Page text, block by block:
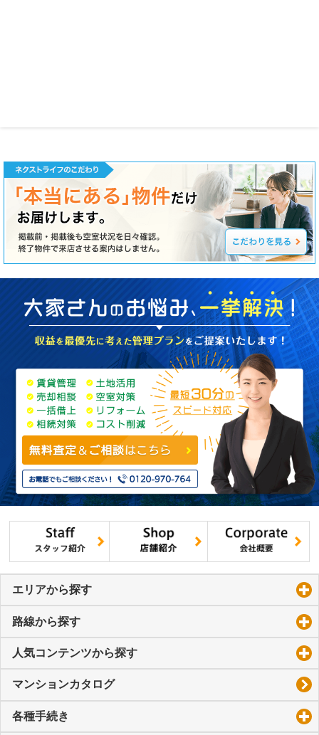
エリアから探す
路線から探す
人気コンテンツから探す
マンションカタログ
各種手続き